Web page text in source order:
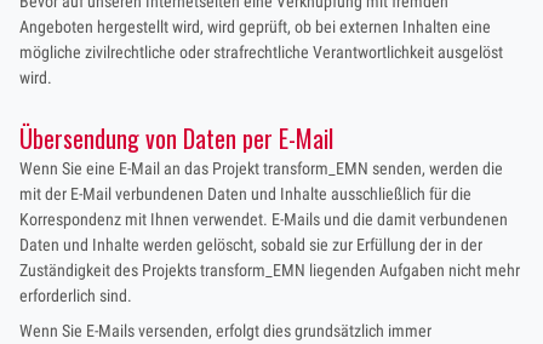
Angeboten hergestellt wird, wird geprüft, ob bei externen Inhalten eine
mögliche zivilrechtliche oder strafrechtliche Verantwortlichkeit ausgelöst
wird.
Übersendung von Daten per E-Mail
Wenn Sie eine E-Mail an das Projekt transform_EMN senden, werden die
mit der E-Mail verbundenen Daten und Inhalte ausschließlich für die
Korrespondenz mit Ihnen verwendet. E-Mails und die damit verbundenen
Daten und Inhalte werden gelöscht, sobald sie zur Erfüllung der in der
Zuständigkeit des Projekts transform_EMN liegenden Aufgaben nicht mehr
erforderlich sind.
Wenn Sie E-Mails versenden, erfolgt dies grundsätzlich immer